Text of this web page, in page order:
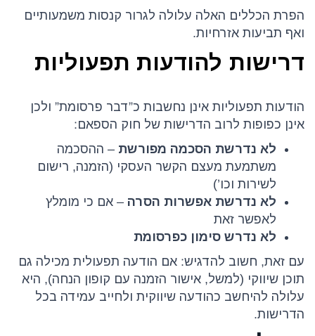
הפרת הכללים האלה עלולה לגרור קנסות משמעותיים
ואף תביעות אזרחיות.
דרישות להודעות תפעוליות
הודעות תפעוליות אינן נחשבות כ”דבר פרסומת” ולכן
אינן כפופות לרוב הדרישות של חוק הספאם:
לא נדרשת הסכמה מפורשת – ההסכמה
משתמעת מעצם הקשר העסקי (הזמנה, רישום
לשירות וכו’)
לא נדרשת אפשרות הסרה – אם כי מומלץ
לאפשר זאת
לא נדרש סימון כפרסומת
עם זאת, חשוב להדגיש: אם הודעה תפעולית מכילה גם
תוכן שיווקי (למשל, אישור הזמנה עם קופון הנחה), היא
עלולה להיחשב כהודעה שיווקית ולחייב עמידה בכל
הדרישות.